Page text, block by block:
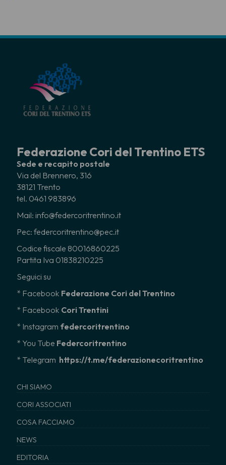
Federazione Cori del Trentino ETS
Sede e recapito postale
Via del Brennero, 316
38121 Trento
tel. 0461 983896
Mail: info@federcoritrentino.it
Pec: federcoritrentino@pec.it
Codice fiscale 80016860225
Partita Iva 01838210225
Seguici su
* Facebook Federazione Cori del Trentino
* Facebook Cori Trentini
* Instagram federcoritrentino
* You Tube Federcoritrentino
* Telegram https://t.me/federazionecoritrentino
CHI SIAMO
CORI ASSOCIATI
COSA FACCIAMO
NEWS
EDITORIA